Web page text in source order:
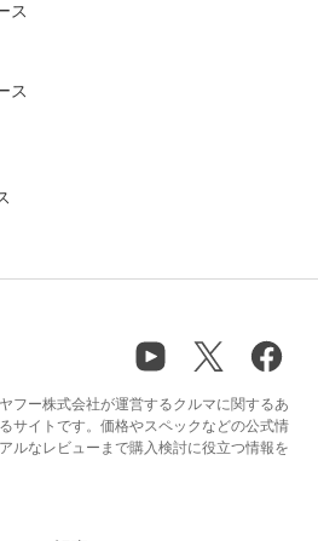
ス
ス
フー株式会社が運営するクルマに関するあ
サイトです。価格やスペックなどの公式情
ルなレビューまで購入検討に役立つ情報を